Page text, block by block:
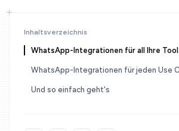
Inhaltsverzeichnis
WhatsApp-Integrationen für all Ihre
WhatsApp-Integrationen für jeden Use
Und so einfach geht's